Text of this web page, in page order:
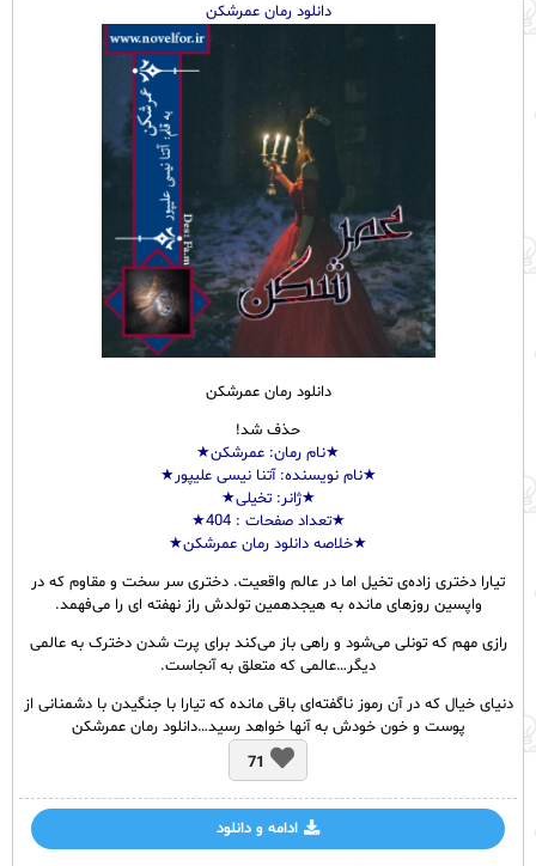
دانلود رمان عمرشکن
دانلود رمان عمرشکن
حذف شد!
★نام رمان: عمرشکن★
★نام نویسنده: آتنا نیسی علیپور★
★ژانر: تخیلی★
★تعداد صفحات : 404
★
★خلاصه دانلود رمان عمرشکن★
تیارا دختری زاده‌ی تخیل اما در عالم واقعیت. دختری سر سخت و مقاوم که در
واپسین روزهای مانده به هیجدهمین تولدش راز نهفته ای را می‌فهمد.
رازی مهم که تونلی می‌شود و راهی باز می‌کند برای پرت شدن دخترک به عالمی
دیگر…عالمی که متعلق به آنجاست.
دنیای خیال که در آن رموز ناگفته‌ای باقی مانده که تیارا با جنگیدن با دشمنانی از
پوست و خون خودش به آنها خواهد رسید…دانلود رمان عمرشکن
71
ادامه و دانلود